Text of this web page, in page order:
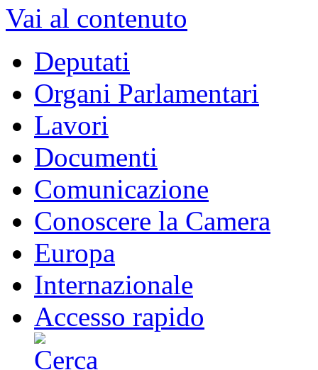
Vai al contenuto
Deputati
Organi Parlamentari
Lavori
Documenti
Comunicazione
Conoscere la Camera
Europa
Internazionale
Accesso rapido